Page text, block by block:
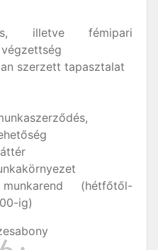
illetve fémipari
szerzett tapasztalat
(hétfőtől-
ig)